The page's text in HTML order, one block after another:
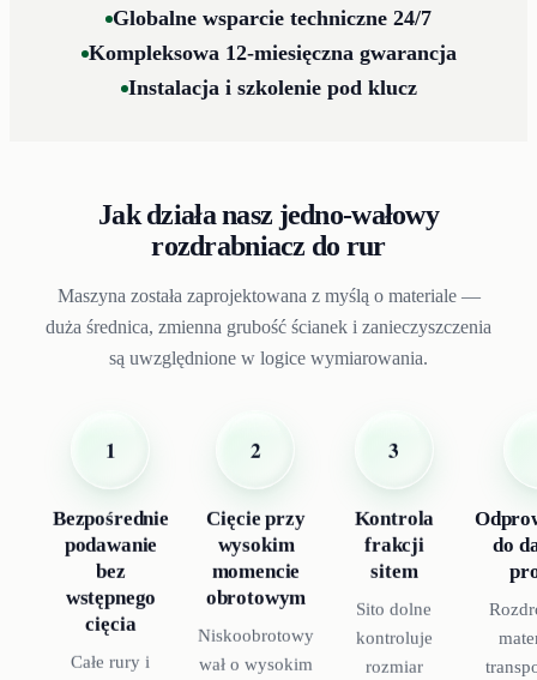
Globalne wsparcie techniczne 24/7
Kompleksowa 12-miesięczna gwarancja
Instalacja i szkolenie pod klucz
Jak działa nasz jedno-wałowy
rozdrabniacz do rur
Maszyna została zaprojektowana z myślą o materiale —
duża średnica, zmienna grubość ścianek i zanieczyszczenia
są uwzględnione w logice wymiarowania.
1
Bezpośrednie
podawanie
bez
wstępnego
cięcia
Całe rury i
2
Cięcie przy
wysokim
momencie
obrotowym
Niskoobrotowy
wał o wysokim
3
Kontrola
frakcji
sitem
Sito dolne
kontroluje
rozmiar
do